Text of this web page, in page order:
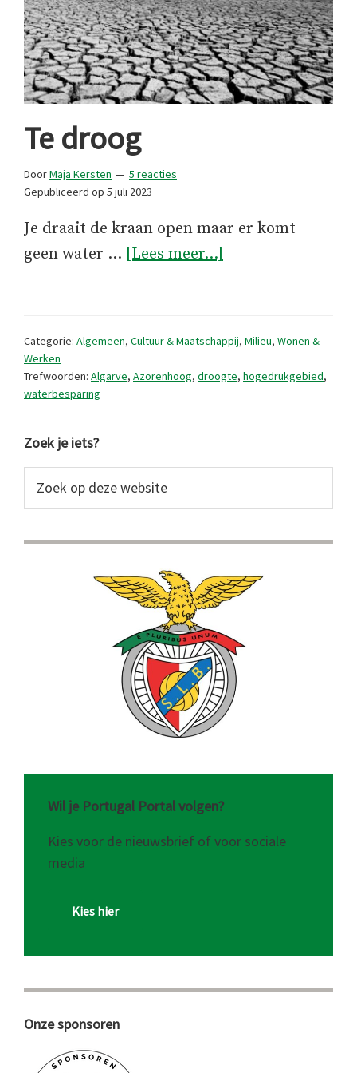
Te droog
DoorMaja Kersten
5 reacties
Gepubliceerd op 5 juli 2023
Je draait de kraan open maar er komt
geen water … [Lees meer...]
Categorie: Algemeen, Cultuur & Maatschappij, Milieu, Wonen &
Werken
Trefwoorden: Algarve, Azorenhoog, droogte, hogedrukgebied,
waterbesparing
Primaire
Sidebar
Zoek je iets?
op
website
Wil je Portugal Portal volgen?
Kies voor de nieuwsbrief of voor sociale
media
Kies hier
Onze sponsoren